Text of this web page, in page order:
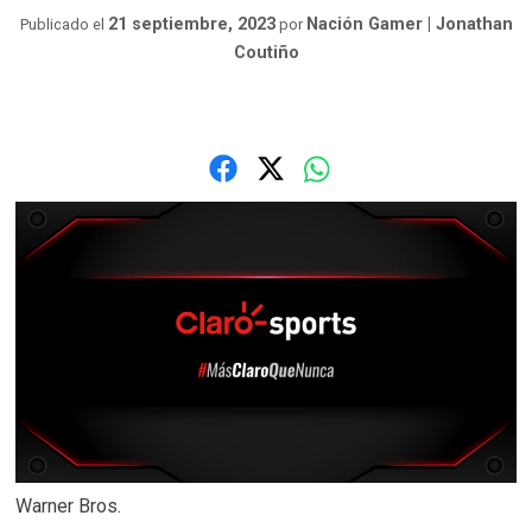
Publicado el 21 septiembre, 2023por Nación Gamer | Jonathan
Coutiño
Warner Bros.